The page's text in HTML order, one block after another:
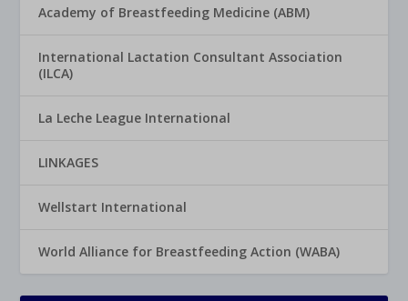
Academy of Breastfeeding Medicine (ABM)
International Lactation Consultant Association
(ILCA)
La Leche League International
LINKAGES
Wellstart International
World Alliance for Breastfeeding Action (WABA)